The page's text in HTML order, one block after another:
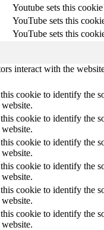
Youtube sets this
YouTube sets this
YouTube sets this
interact with the
this cookie to identify the
this cookie to identify the
this cookie to identify the
this cookie to identify the
this cookie to identify the
this cookie to identify the